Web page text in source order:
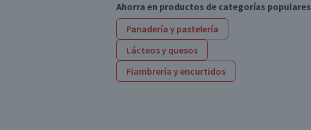
Ahorra en productos de categorías populares
Panadería y pastelería
Lácteos y quesos
Fiambrería y encurtidos